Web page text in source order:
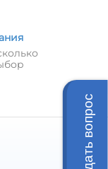
Задать вопрос